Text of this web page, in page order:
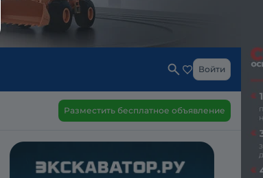
Войти
Разместить бесплатное объявление